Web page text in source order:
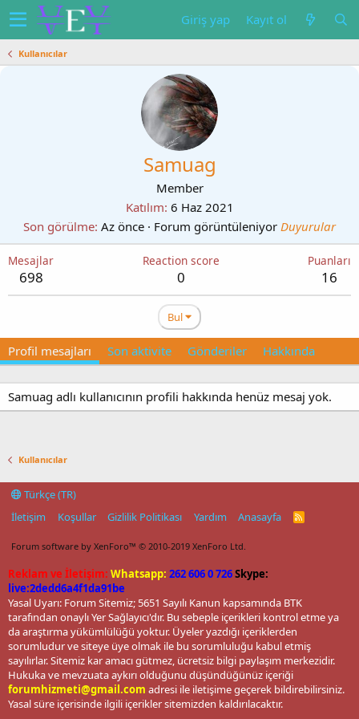
Giriş yap Kayıt ol
Kullanıcılar
Samuag
Member
Katılım 6 Haz 2021
Son görülme Az önce · Forum görüntüleniyor Duyurular
Mesajlar
698
Reaction score
0
Puanları
16
Bul
Profil mesajları Son aktivite Gönderiler Hakkında
Samuag adlı kullanıcının profili hakkında henüz mesaj yok.
Kullanıcılar
Türkçe (TR)
İletişim
Koşullar Gizlilik Politikası Yardım Anasayfa
R
Forum software by XenForo™ © 2010-2019 XenForo Ltd.
Reklam ve İletişim: Whatsapp: 262 606 0 726Skype:
live:2dedd6a4f1da91be
Yasal Uyarı: Forum Sitemiz; 5651 Sayılı Kanun kapsamında BTK
tarafından onaylı Yer Sağlayıcı'dır. Bu sebeple içerikleri kontrol etme ya
da araştırma yükümlülüğü yoktur. Üyeler yazdığı içeriklerden
sorumludur ve siteye üye olmak ile bu sorumluluğu kabul etmiş
sayılırlar. Sitemiz kar amacı gütmez, ücretsiz bilgi paylaşım merkezidir.
Hukuka ve mevzuata aykırı olduğunu düşündüğünüz içeriği
forumhizmeti@gmail.com adresi ile iletişime geçerek bildirebilirsiniz.
Yasal süre içerisinde ilgili içerikler sitemizden kaldırılacaktır.